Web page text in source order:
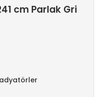
cm Parlak Gri